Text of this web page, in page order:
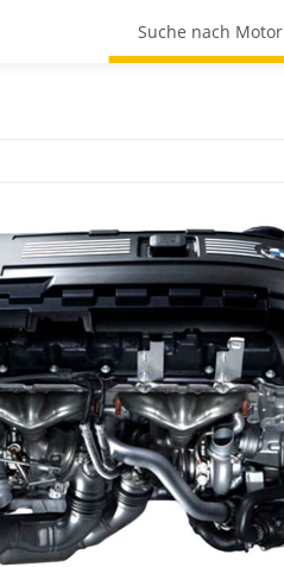
Suche nach Motor